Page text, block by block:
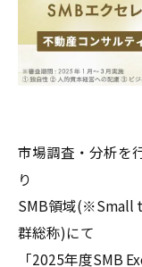
市場調査・分析を
り
SMB領域(※Small
群総称)にて
「2025年度SMB